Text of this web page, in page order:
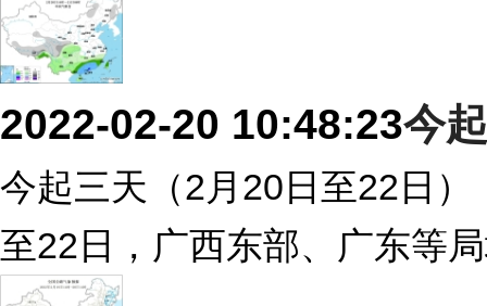
2022-02-20 10:48:23今
今起三天（2月20日至22日
至22日，广西东部、广东等